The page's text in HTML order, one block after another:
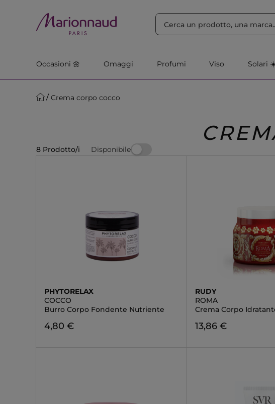
Occasioni 🌼 Omaggi Profumi Viso Solari
Crema corpo cocco
8 Prodotto/i Disponibile
PHYTORELAX
COCCO
Burro Corpo Fondente Nutriente
4,80 €
RUDY
ROMA
Crema Corpo
13,86 €